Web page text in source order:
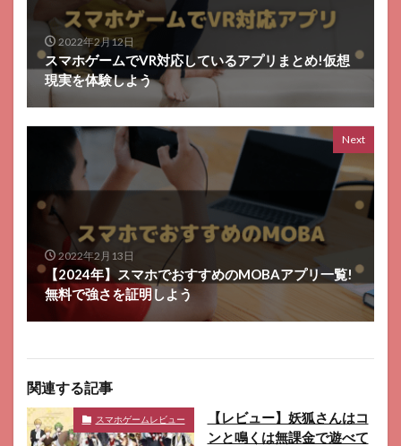
2022年2月12日
スマホゲームでVR対応しているアプリまとめ!仮想
現実を体験しよう
Next
2022年2月13日
【2024年】スマホでおすすめのMOBAアプリ一覧!
無料で強さを証明しよう
関連する記事
スマホゲームレビュー
【レビュー】妖狐さんはコ
ンと鳴くは無課金で遊べて